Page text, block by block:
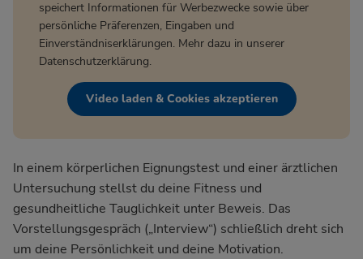
speichert Informationen für Werbezwecke sowie über
persönliche Präferenzen, Eingaben und
Einverständniserklärungen. Mehr dazu in unserer
Datenschutzerklärung.
Video laden & Cookies akzeptieren
In einem körperlichen Eignungstest und einer ärztlichen
Untersuchung stellst du deine Fitness und
gesundheitliche Tauglichkeit unter Beweis. Das
Vorstellungsgespräch („Interview“) schließlich dreht sich
um deine Persönlichkeit und deine Motivation.